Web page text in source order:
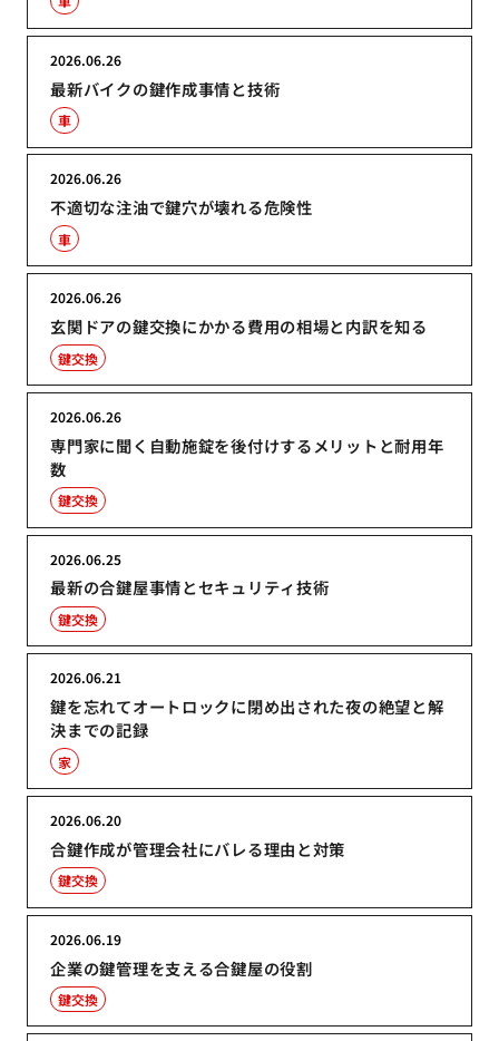
最新バイクの鍵作成事情と技術
2026.06.26
車
不適切な注油で鍵穴が壊れる危険性
2026.06.26
車
玄関ドアの鍵交換にかかる費用の相場と内訳を知る
2026.06.26
鍵交換
専門家に聞く自動施錠を後付けするメリットと耐用年
数
2026.06.26
鍵交換
最新の合鍵屋事情とセキュリティ技術
2026.06.25
鍵交換
鍵を忘れてオートロックに閉め出された夜の絶望と解
決までの記録
2026.06.21
家
合鍵作成が管理会社にバレる理由と対策
2026.06.20
鍵交換
企業の鍵管理を支える合鍵屋の役割
2026.06.19
鍵交換